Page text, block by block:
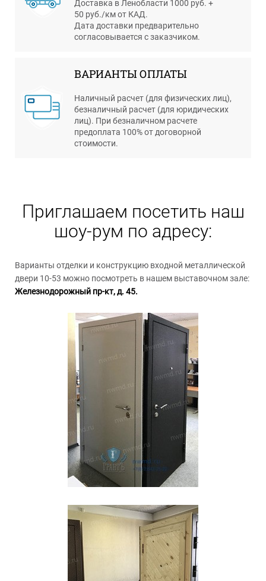
Доставка в Ленобласти 1000 руб. +
50 руб./км от КАД.
Дата доставки предварительно
согласовывается с заказчиком.
ВАРИАНТЫ ОПЛАТЫ
Наличный расчет (для физических лиц),
безналичный расчет (для юридических
лиц). При безналичном расчете
предоплата 100% от договорной
стоимости.
Приглашаем посетить наш
шоу-рум по адресу:
Варианты отделки и конструкцию входной металлической
двери 10-53 можно посмотреть в нашем выставочном зале:
Железнодорожный пр-кт, д. 45.